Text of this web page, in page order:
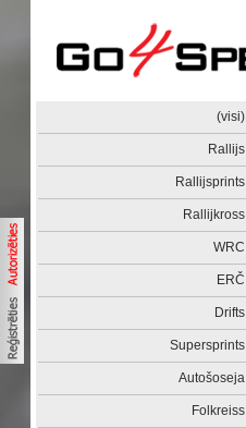
(visi)
Rallijs
Rallijsprints
Rallijkross
WRC
ERČ
Drifts
Supersprints
Autošoseja
Folkreiss